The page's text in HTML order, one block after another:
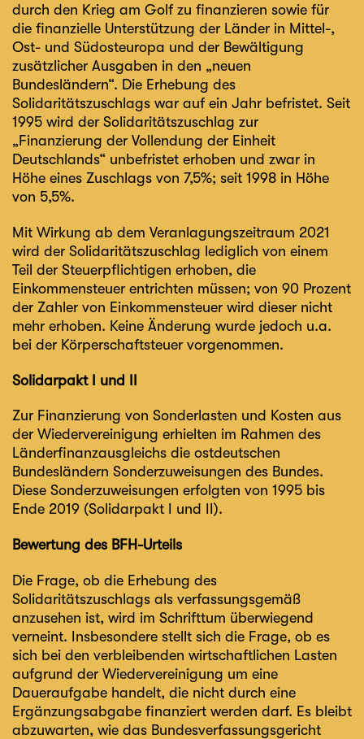
durch den Krieg am Golf zu finanzieren sowie für
die finanzielle Unterstützung der Länder in Mittel-,
Ost- und Südosteuropa und der Bewältigung
zusätzlicher Ausgaben in den „neuen
Bundesländern“. Die Erhebung des
Solidaritätszuschlags war auf ein Jahr befristet. Seit
1995 wird der Solidaritätszuschlag zur
„Finanzierung der Vollendung der Einheit
Deutschlands“ unbefristet erhoben und zwar in
Höhe eines Zuschlags von 7,5%; seit 1998 in Höhe
von 5,5%.
Mit Wirkung ab dem Veranlagungszeitraum 2021
wird der Solidaritätszuschlag lediglich von einem
Teil der Steuerpflichtigen erhoben, die
Einkommensteuer entrichten müssen; von 90 Prozent
der Zahler von Einkommensteuer wird dieser nicht
mehr erhoben. Keine Änderung wurde jedoch u.a.
bei der Körperschaftsteuer vorgenommen.
Solidarpakt I und II
Zur Finanzierung von Sonderlasten und Kosten aus
der Wiedervereinigung erhielten im Rahmen des
Länderfinanzausgleichs die ostdeutschen
Bundesländern Sonderzuweisungen des Bundes.
Diese Sonderzuweisungen erfolgten von 1995 bis
Ende 2019 (Solidarpakt I und II).
Bewertung des BFH-Urteils
Die Frage, ob die Erhebung des
Solidaritätszuschlags als verfassungsgemäß
anzusehen ist, wird im Schrifttum überwiegend
verneint. Insbesondere stellt sich die Frage, ob es
sich bei den verbleibenden wirtschaftlichen Lasten
aufgrund der Wiedervereinigung um eine
Daueraufgabe handelt, die nicht durch eine
Ergänzungsabgabe finanziert werden darf. Es bleibt
abzuwarten, wie das Bundesverfassungsgericht